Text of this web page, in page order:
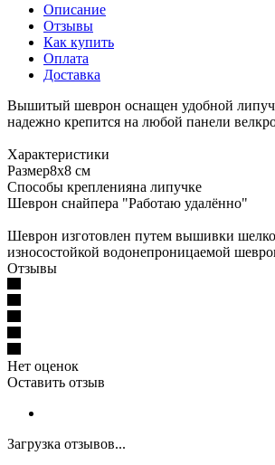
Описание
Отзывы
Как купить
Оплата
Доставка
Вышитый шеврон оснащен удобной
надежно крепится на любой панели
Характеристики
Размер8х8 см
Способы крепленияна липучке
Шеврон снайпера "Работаю удалённо"
Шеврон изготовлен путем вышивки
износостойкой водонепроницаемой
Отзывы
Нет оценок
Оставить отзыв
Загрузка отзывов...